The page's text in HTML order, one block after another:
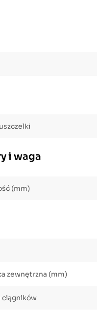
i waga
(mm)
zewnętrzna (mm)
ciągników